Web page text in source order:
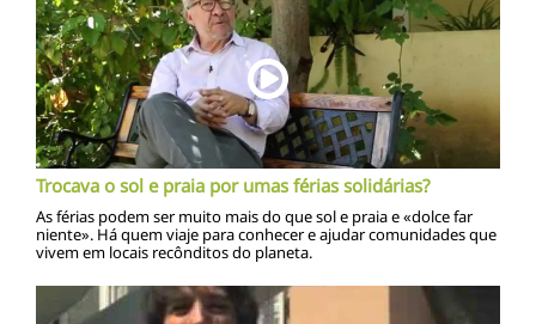
Trocava o sol e praia por umas férias solidárias?
As férias podem ser muito mais do que sol e praia e «dolce far
niente». Há quem viaje para conhecer e ajudar comunidades que
vivem em locais recônditos do planeta.